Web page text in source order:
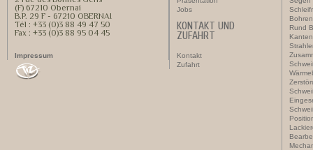
(F) 67210 Obernai
B.P. 29 F - 67210 OBERNAI
Tél : +33 (0)3 88 49 47 50
Fax : +33 (0)3 88 95 04 45
Impressum
Jobs
KONTAKT UND
ZUFAHRT
Kontakt
Zufahrt
Bohren
Rund
Kanten